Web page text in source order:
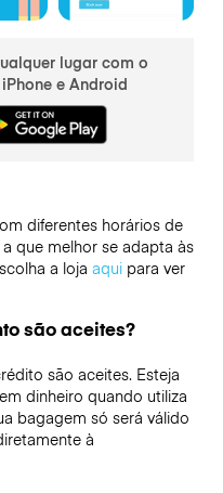
lugar com o
e Android
diferentes horários de
que melhor se adapta às
a loja aquipara ver
são aceites?
são aceites. Esteja
dinheiro quando utiliza
bagagem só será válido
à